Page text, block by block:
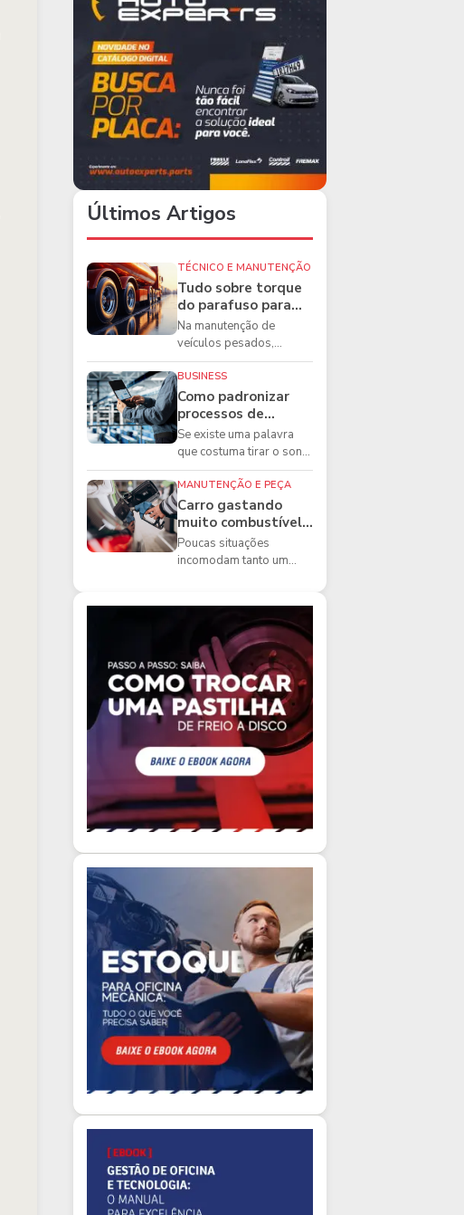
Últimos Artigos
TÉCNICO E MANUTENÇÃO
Tudo sobre torque
do parafuso para
caminhões e as
boas práticas que
todo mecânico
precisa conhecer
Na manutenção de
veículos pesados,
existem ferramentas que
fazem diferença direta na
segurança e na ...
BUSINESS
Como padronizar
processos de
manutenção de
frota na oficina
Se existe uma palavra
que costuma tirar o sono
dos gestores de
manutenção, ela é a
imprevisibilidade...
MANUTENÇÃO E PEÇA
Carro gastando
muito combustível:
5 motivos que
podem aumentar o
Poucas situações
incomodam tanto um
acabando mais r...